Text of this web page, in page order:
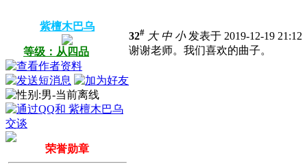
紫檀木巴乌
等级：从四品
荣誉勋章
32# 大 中 小发表于 2019-12-19 21:12
谢谢老师。我们喜欢的曲子。